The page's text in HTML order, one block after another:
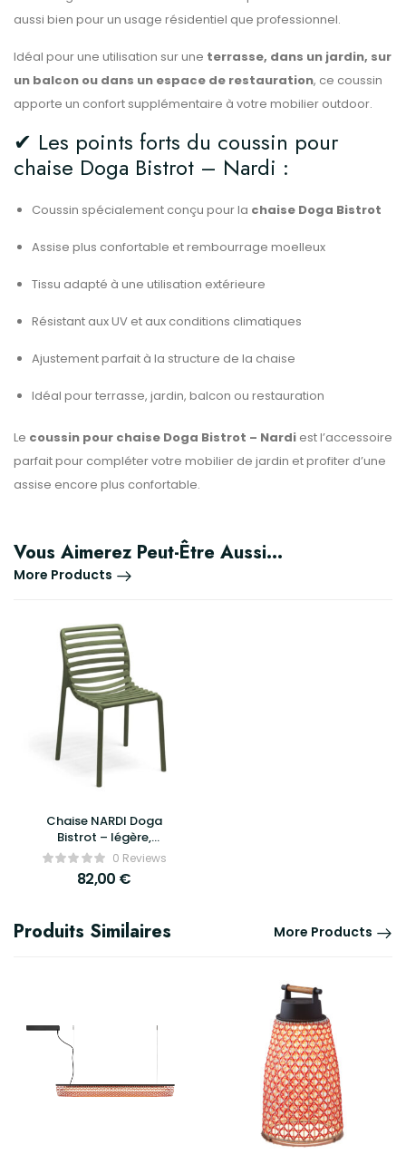
aussi bien pour un usage résidentiel que professionnel.
Idéal pour une utilisation sur une terrasse, dans un jardin, sur
un balcon ou dans un espace de restauration, ce coussin
apporte un confort supplémentaire à votre mobilier outdoor.
✔ Les points forts du coussin pour
chaise Doga Bistrot – Nardi :
Coussin spécialement conçu pour la chaise Doga Bistrot
Assise plus confortable et rembourrage moelleux
Tissu adapté à une utilisation extérieure
Résistant aux UV et aux conditions climatiques
Ajustement parfait à la structure de la chaise
Idéal pour terrasse, jardin, balcon ou restauration
Le coussin pour chaise Doga Bistrot – Nardi est l’accessoire
parfait pour compléter votre mobilier de jardin et profiter d’une
assise encore plus confortable.
Vous Aimerez Peut-Être Aussi…
More Products
Chaise NARDI Doga
Bistrot – légère,
empilable et conçue
pour un usage extérieur
intensif
0 Reviews
82,00 €
Produits Similaires More Products